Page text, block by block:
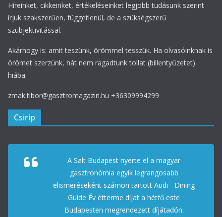
Híreinket, cikkeinket, értékeléseinket legjobb tudásunk szerint
írjuk szakszerűen, függetlenül, de a szükségszerű
szubjektivitással.
Akárhogy is: amit teszünk, örömmel tesszük. Ha olvasóinknak is
örömet szerzünk, hát nem ragadtunk tollat (billentyűzetet)
hiába.
zmak.tibor@gasztromagazin.hu +36309994299
Csirip
A Salt Budapest nyerte el a magyar
gasztronómia egyik legrangosabb
elismeréseként számon tartott Audi - Dining
Guide Év étterme díjat a hétfő este
Budapesten megrendezett díjátadón.